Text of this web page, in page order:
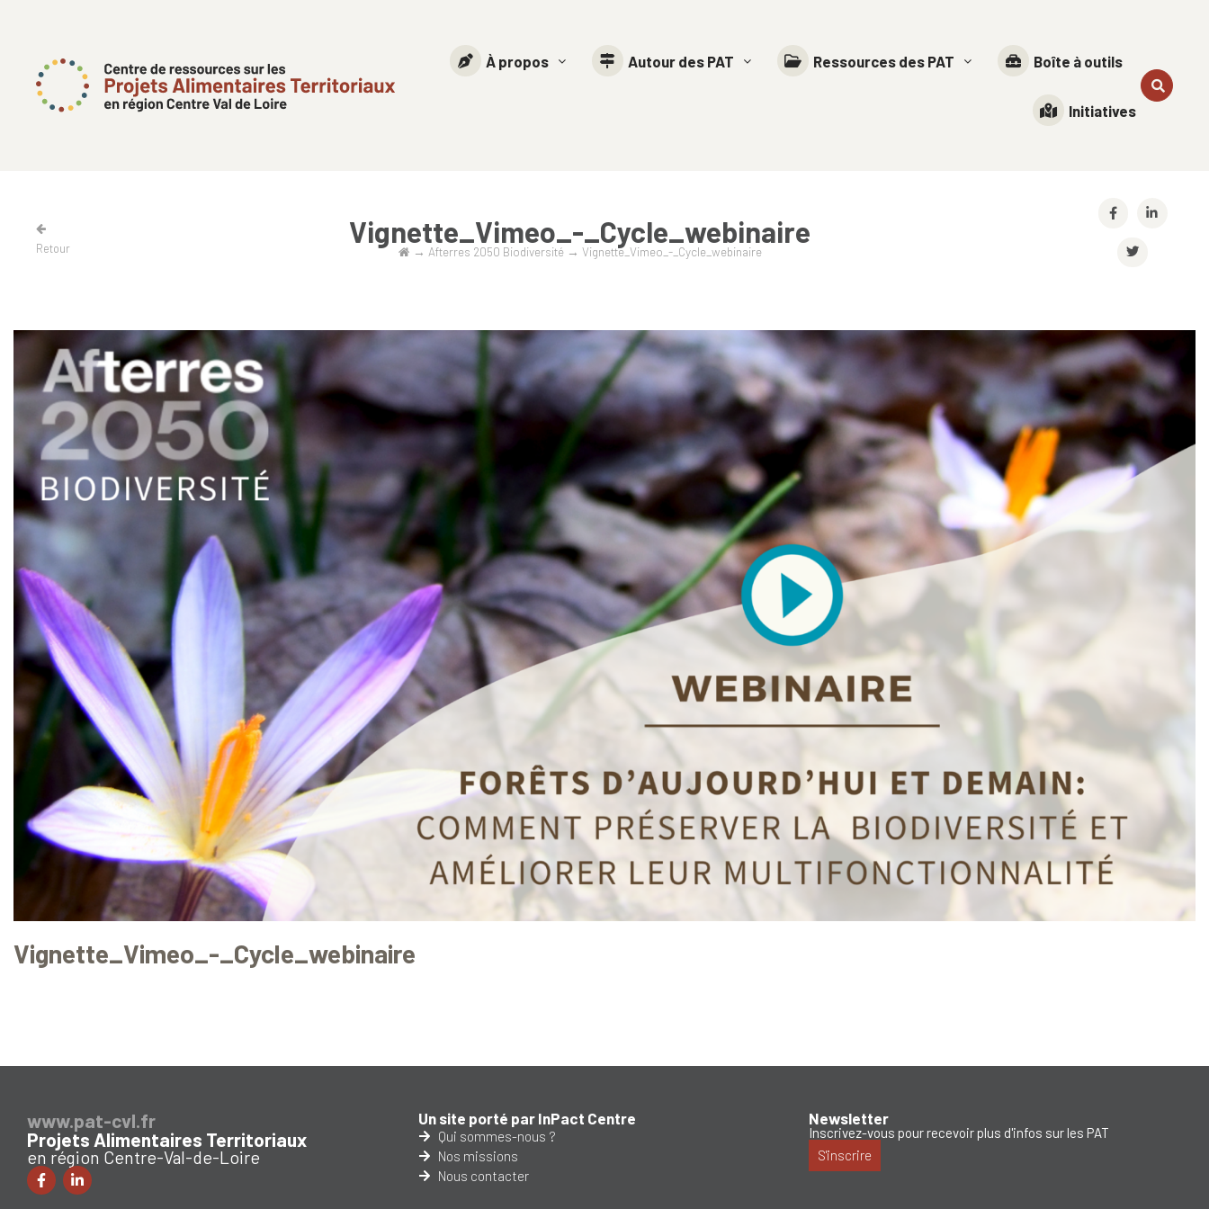
À propos Autour des PAT Ressources des PAT Boîte à outils
Initiatives
Retour Vignette_Vimeo_-_Cycle_webinaire
→ Afterres 2050 Biodiversité → Vignette_Vimeo_-_Cycle_webinaire
Vignette_Vimeo_-_Cycle_webinaire
www.pat-cvl.fr
Projets Alimentaires Territoriaux
en région Centre-Val-de-Loire
Un site porté par InPact Centre
Qui sommes-nous ?
Nos missions
Nous contacter
Newsletter
Inscrivez-vous pour recevoir plus d'infos sur les PAT
S'inscrire